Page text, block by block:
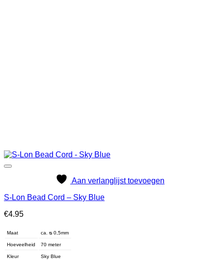
Aan verlanglijst toevoegen
S-Lon Bead Cord – Sky Blue
€4.95
Maat ca. ᴓ 0,5mm
Hoeveelheid 70 meter
Kleur Sky Blue